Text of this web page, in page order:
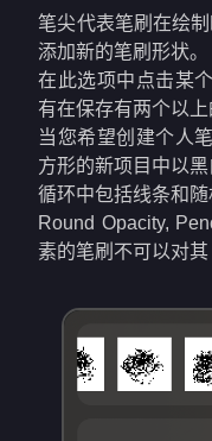
笔尖代表笔刷在绘
添加新的笔刷形状。
在此选项中点击某
有在保存有两个以
当您希望创建个人
方形的新项目中以黑
循环中包括线条和随
Round Opacity,
素的笔刷不可以对其